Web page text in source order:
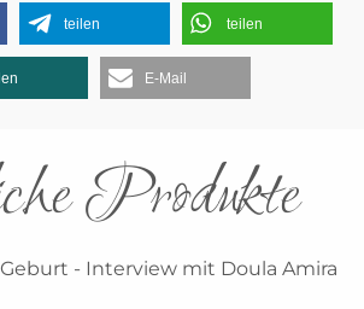
Produkte
teilen teilen
E-Mail